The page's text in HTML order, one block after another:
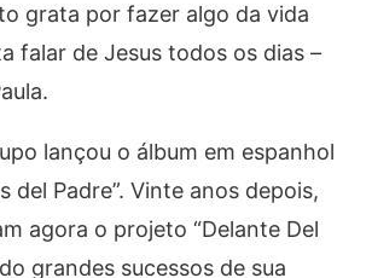
grata por fazer algo da vida
falar de Jesus todos os dias –
lançou o álbum em espanhol
del Padre”. Vinte anos depois,
agora o projeto “Delante Del
grandes sucessos de sua